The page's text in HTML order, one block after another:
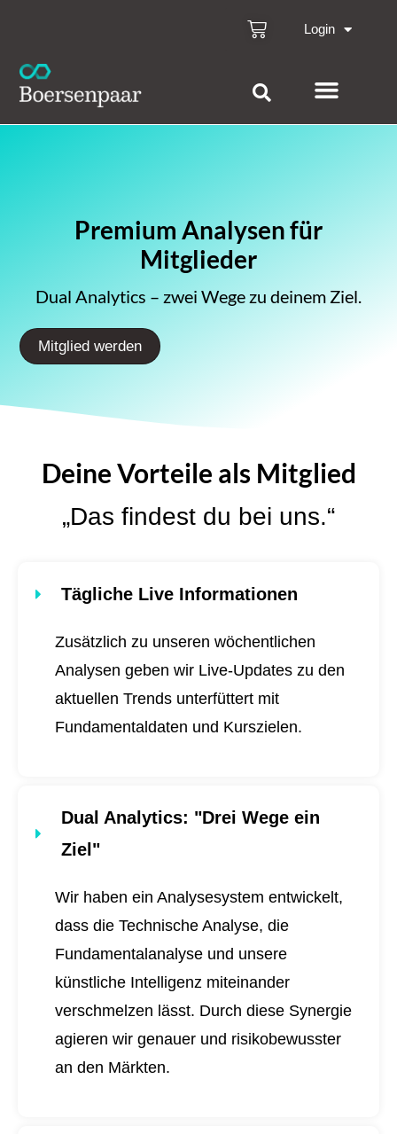
Login
Premium Analysen für
Mitglieder
Dual Analytics – zwei Wege zu deinem Ziel.
Mitglied werden
Deine Vorteile als Mitglied
„Das findest du bei uns.“
Tägliche Live Informationen
Zusätzlich zu unseren wöchentlichen
Analysen geben wir Live-Updates zu den
aktuellen Trends unterfüttert mit
Fundamentaldaten und Kurszielen.
Dual Analytics: "Drei Wege ein
Ziel"
Wir haben ein Analysesystem entwickelt,
dass die Technische Analyse, die
Fundamentalanalyse und unsere
künstliche Intelligenz miteinander
verschmelzen lässt. Durch diese Synergie
agieren wir genauer und risikobewusster
an den Märkten.